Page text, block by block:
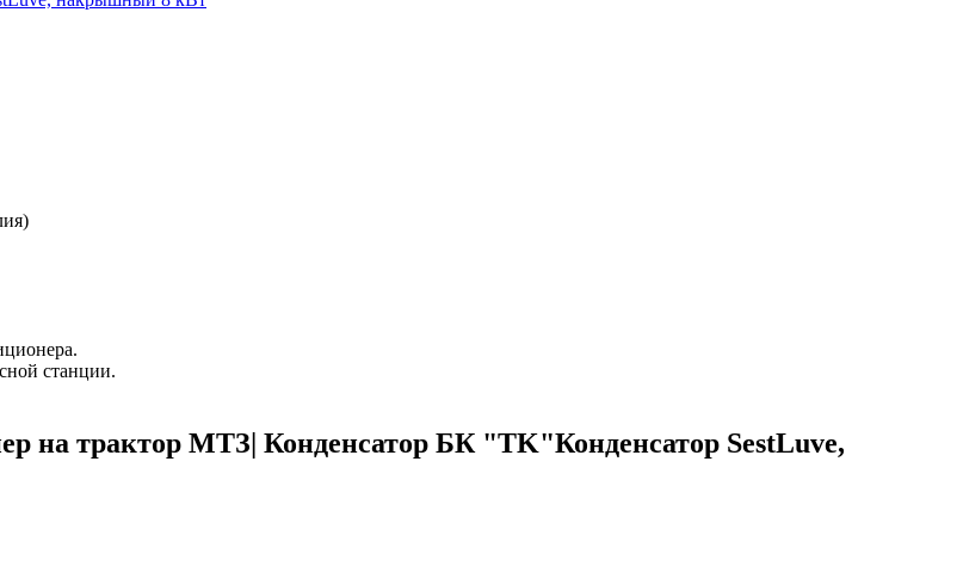
станции.
на трактор МТЗ| Конденсатор БК "TK"Конденсатор SestLuve,